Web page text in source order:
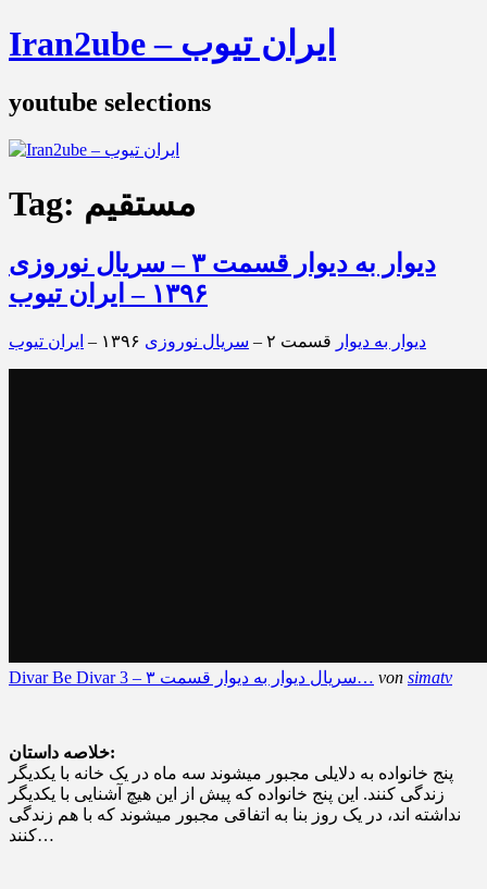
Iran2ube – ایران تیوب
youtube selections
Tag: مستقیم
دیوار به دیوار قسمت ۳ – سریال نوروزی
۱۳۹۶ – ایران تیوب
دیوار به دیوار قسمت ۲ – سریال نوروزی ایران تیوب
Divar Be Divar 3 – سریال دیوار به دیوار قسمت ۳… von simatv
خلاصه داستان:
پنج خانواده به دلایلی مجبور میشوند سه ماه در یک خانه با یکدیگر
زندگی کنند. این پنج خانواده که پیش از این هیچ آشنایی با یکدیگر
نداشته اند، در یک روز بنا به اتفاقی مجبور میشوند که با هم زندگی
کنند…